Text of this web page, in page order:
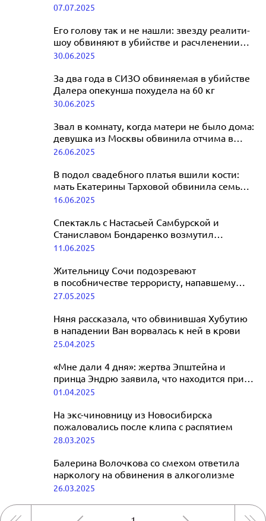
07.07.2025
Его голову так и не нашли: звезду реалити-
шоу обвиняют в убийстве и расчленении
возлюбленного
30.06.2025
За два года в СИЗО обвиняемая в убийстве
Далера опекунша похудела на 60 кг
30.06.2025
Звал в комнату, когда матери не было дома:
девушка из Москвы обвинила отчима в
многолетних изнасилованиях
26.06.2025
В подол свадебного платья вшили кости:
мать Екатерины Тарховой обвинила семью
ее бывшего мужа в колдовстве
16.06.2025
Спектакль с Настасьей Самбурской и
Станиславом Бондаренко возмутил
общественность
11.06.2025
Жительницу Сочи подозревают
в пособничестве террористу, напавшему
на «Крокус»
27.05.2025
Няня рассказала, что обвинившая Хубутию
в нападении Ван ворвалась к ней в крови
25.04.2025
«Мне дали 4 дня»: жертва Эпштейна и
принца Эндрю заявила, что находится при
смерти
01.04.2025
На экс-чиновницу из Новосибирска
пожаловались после клипа с распятием
28.03.2025
Балерина Волочкова со смехом ответила
наркологу на обвинения в алкоголизме
26.03.2025